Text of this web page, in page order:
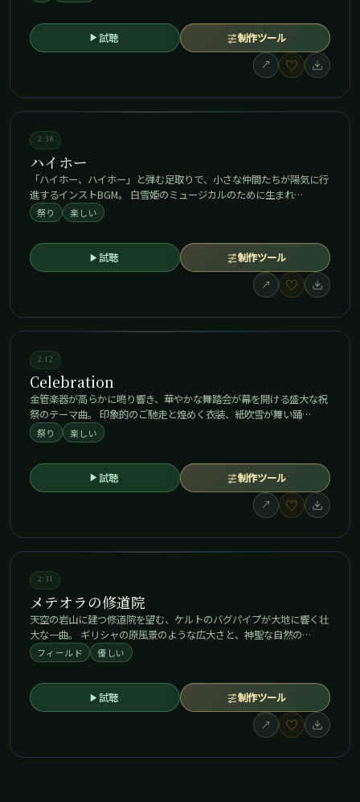
試聴
制作ツール
↗
♡
2:38
ハイホー
「ハイホー、ハイホー」と弾む足取りで、小さな仲間たちが陽気に行
進するインストBGM。 白雪姫のミュージカルのために生まれ…
祭り 楽しい
試聴
制作ツール
↗
♡
2:12
Celebration
金管楽器が高らかに鳴り響き、華やかな舞踏会が幕を開ける盛大な祝
祭のテーマ曲。 印象的のご馳走と煌めく衣装、紙吹雪が舞い踊…
祭り 楽しい
試聴
制作ツール
↗
♡
2:31
メテオラの修道院
天空の岩山に建つ修道院を望む、ケルトのバグパイプが大地に響く壮
大な一曲。 ギリシャの原風景のような広大さと、神聖な自然の…
フィールド 優しい
試聴
制作ツール
↗
♡